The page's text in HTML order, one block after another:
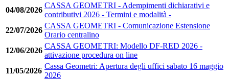
04/08/2026
CASSA GEOMETRI - Adempimenti dichiarativi e
contributivi 2026 - Termini e modalità -
22/07/2026
CASSA GEOMETRI - Comunicazione Estensione
Orario centralino
12/06/2026
CASSA GEOMETRI: Modello DF-RED 2026 -
attivazione procedura on line
11/05/2026
Cassa Geometri: Apertura degli uffici sabato 16 maggio
2026